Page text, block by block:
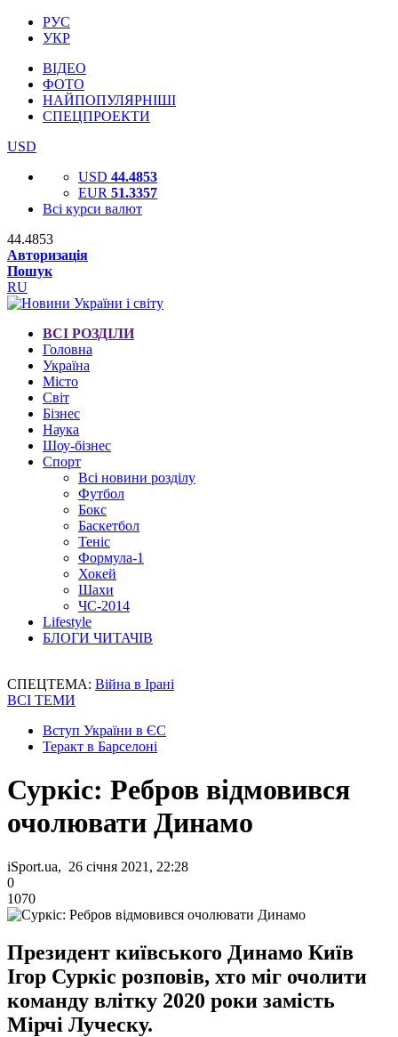
РУС
УКР
ВІДЕО
ФОТО
НАЙПОПУЛЯРНІШІ
СПЕЦПРОЕКТИ
USD
USD 44.4853
EUR 51.3357
Всі курси валют
44.4853
Авторизація
Пошук
RU
ВСІ РОЗДІЛИ
Головна
Україна
Місто
Світ
Бізнес
Наука
Шоу-бізнес
Спорт
Всі новини розділу
Футбол
Бокс
Баскетбол
Теніс
Формула-1
Хокей
Шахи
ЧС-2014
Lifestyle
БЛОГИ ЧИТАЧІВ
СПЕЦТЕМА: Війна в Ірані
ВСІ ТЕМИ
Вступ України в ЄС
Теракт в Барселоні
Суркіс: Ребров відмовився
очолювати Динамо
iSport.ua, 26 січня 2021, 22:28
0
1070
Президент київського Динамо Київ
Ігор Суркіс розповів, хто міг очолити
команду влітку 2020 роки замість
Мірчі Луческу.